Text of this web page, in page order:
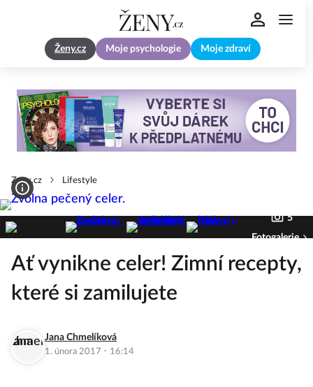
Ženy.cz Moje psychologie Moje zdraví
Zeny.cz Lifestyle
5
Fotogalerie
Ať vynikne celer! Zimní recepty,
které si zamilujete
Jana Chmelíková
1. února 2017 · 16:14